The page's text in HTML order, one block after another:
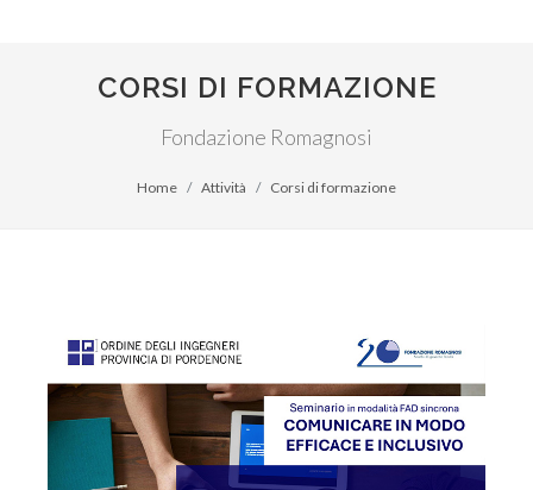
CORSI DI FORMAZIONE
Fondazione Romagnosi
Home Attività Corsi di formazione